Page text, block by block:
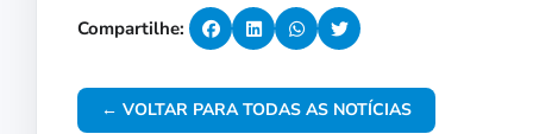
Compartilhe:
← VOLTAR PARA TODAS AS NOTÍCIAS